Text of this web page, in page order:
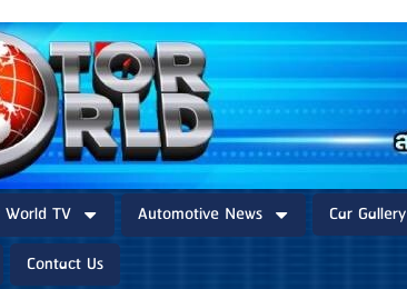
TV Automotive News Car Gallery
Contact Us